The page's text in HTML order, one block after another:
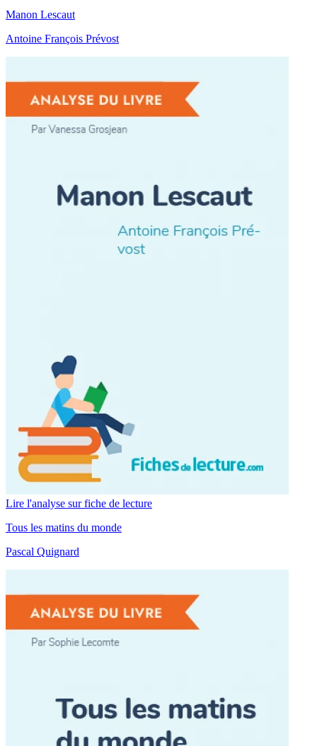
Manon Lescaut
Antoine François Prévost
Lire l'analyse sur fiche de lecture
Tous les matins du monde
Pascal Quignard